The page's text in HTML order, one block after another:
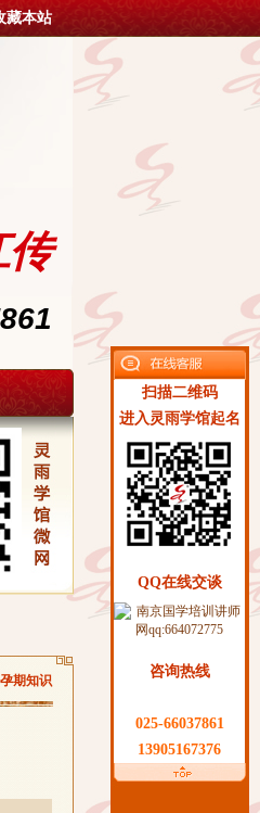
扫描二维码
进入灵雨学馆起名
QQ在线交谈
咨询热线
025-66037861
13905167376
藏本站
孕期知识